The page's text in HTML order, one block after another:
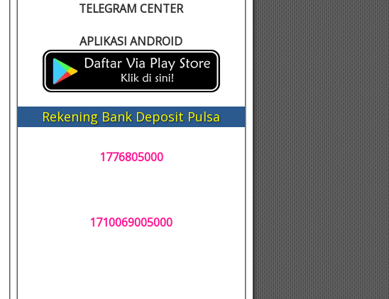
TELEGRAM CENTER
APLIKASI ANDROID
Rekening Bank Deposit Pulsa
1776805000
1710069005000